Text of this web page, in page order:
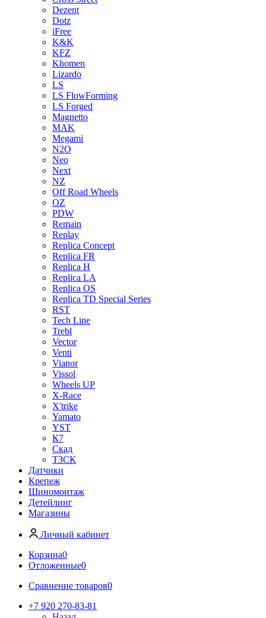
Dezent
Dotz
iFree
K&K
KFZ
Khomen
Lizardo
LS
LS FlowForming
LS Forged
Magnetto
MAK
Megami
N2O
Neo
Next
NZ
Off Road Wheels
OZ
PDW
Remain
Replay
Replica Concept
Replica FR
Replica H
Replica LA
Replica OS
Replica TD Special Series
RST
Tech Line
Trebl
Vector
Venti
Vianor
Vissol
Wheels UP
X-Race
X'trike
Yamato
YST
К7
Скад
ТЗСК
Датчики
Крепеж
Шиномонтаж
Детейлинг
Магазины
Личный кабинет
Корзина0
Отложенные0
Сравнение товаров0
+7 920 270-83-81